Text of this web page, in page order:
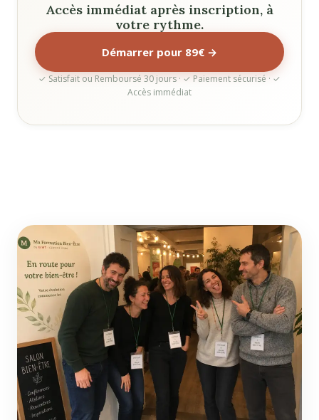
Accès immédiat après inscription, à
votre rythme.
Démarrer pour 89€ →
✓ Satisfait ou Remboursé 30 jours · ✓ Paiement sécurisé · ✓
Accès immédiat